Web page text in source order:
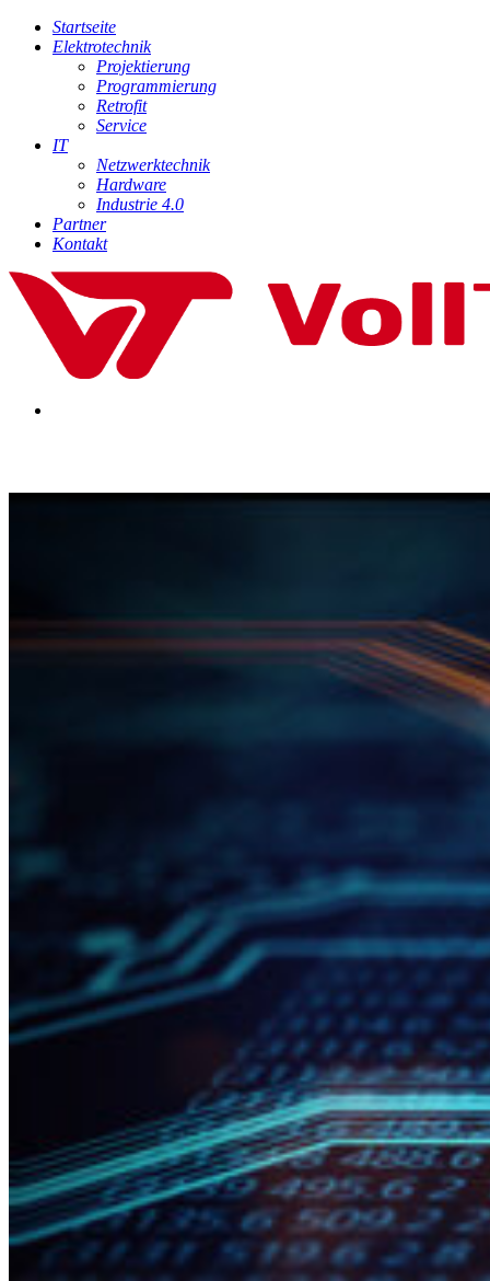
Startseite
Elektrotechnik
Projektierung
Programmierung
Retrofit
Service
IT
Netzwerktechnik
Hardware
Industrie 4.0
Partner
Kontakt